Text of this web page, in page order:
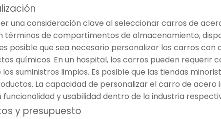
una consideración clave al seleccionar carros de
términos de compartimentos de almacenamiento,
posible que sea necesario personalizar los carros
químicos. En un hospital, los carros pueden
suministros limpios. Es posible que las tiendas
La capacidad de personalizar el carro de
y usabilidad dentro de la industria
y presupuesto